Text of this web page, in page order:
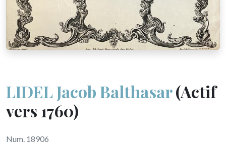
LIDEL Jacob Balthasar(Actif
vers 1760)
Num. 18906